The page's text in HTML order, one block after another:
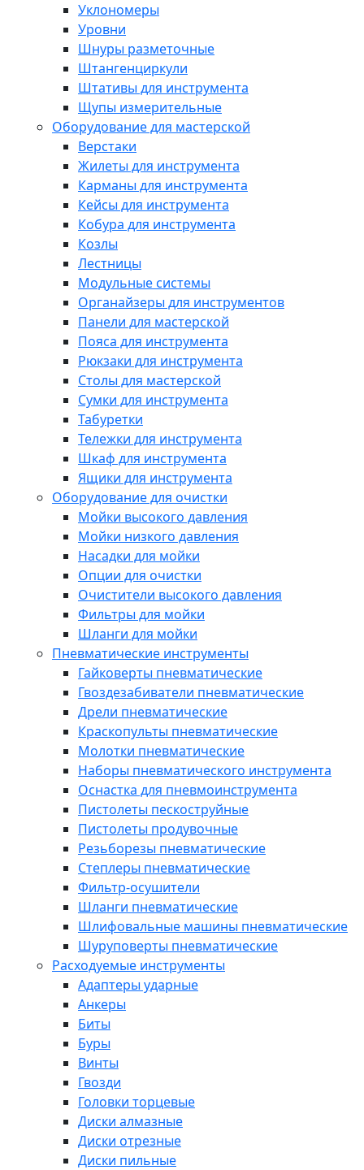
Уклономеры
Уровни
Шнуры разметочные
Штангенциркули
Штативы для инструмента
Щупы измерительные
Оборудование для мастерской
Верстаки
Жилеты для инструмента
Карманы для инструмента
Кейсы для инструмента
Кобура для инструмента
Козлы
Лестницы
Модульные системы
Органайзеры для инструментов
Панели для мастерской
Пояса для инструмента
Рюкзаки для инструмента
Столы для мастерской
Сумки для инструмента
Табуретки
Тележки для инструмента
Шкаф для инструмента
Ящики для инструмента
Оборудование для очистки
Мойки высокого давления
Мойки низкого давления
Насадки для мойки
Опции для очистки
Очистители высокого давления
Фильтры для мойки
Шланги для мойки
Пневматические инструменты
Гайковерты пневматические
Гвоздезабиватели пневматические
Дрели пневматические
Краскопульты пневматические
Молотки пневматические
Наборы пневматического инструмента
Оснастка для пневмоинструмента
Пистолеты пескоструйные
Пистолеты продувочные
Резьборезы пневматические
Степлеры пневматические
Фильтр-осушители
Шланги пневматические
Шлифовальные машины пневматические
Шуруповерты пневматические
Расходуемые инструменты
Адаптеры ударные
Анкеры
Биты
Буры
Винты
Гвозди
Головки торцевые
Диски алмазные
Диски отрезные
Диски пильные